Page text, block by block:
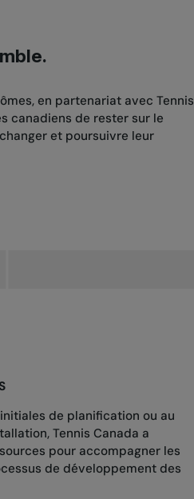
en partenariat avec Tennis
canadiens de rester sur le
et poursuivre leur
de planification ou au
Tennis Canada a
pour accompagner les
de développement des